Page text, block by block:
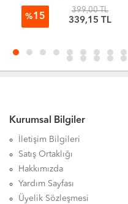
%15
399,00 TL
339,15 TL
Kurumsal Bilgiler
İletişim Bilgileri
Satış Ortaklığı
Hakkımızda
Yardım Sayfası
Üyelik Sözleşmesi